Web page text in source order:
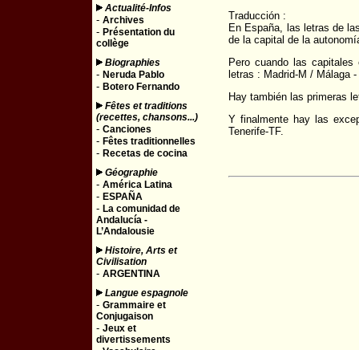
Actualité-Infos
- Archives
- Présentation du
collège
Biographies
- Neruda Pablo
- Botero Fernando
Fêtes et traditions
(recettes, chansons...)
- Canciones
- Fêtes traditionnelles
- Recetas de cocina
Géographie
- América Latina
- ESPAÑA
- La comunidad de
Andalucía -
L’Andalousie
Histoire, Arts et
Civilisation
- ARGENTINA
Langue espagnole
- Grammaire et
Conjugaison
- Jeux et
divertissements
Traducción :
En España, las letras de
de la capital de la
Pero cuando las
letras : Madrid-M / Málaga
Hay también las primeras
Y finalmente hay las
Tenerife-TF.